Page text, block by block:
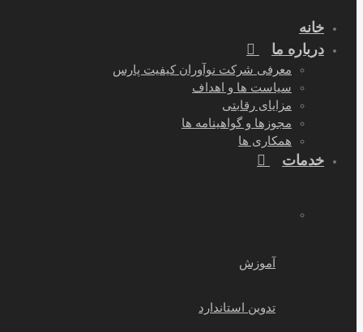
خانه
درباره ما
معرفی شرکت نوآوران کیفیت پارس
سیاست ها و اهداف
مزایای رقابتی
مجوزها و گواهینامه ها
همکاری ها
خدمات
آموزش
تدوین استاندارد